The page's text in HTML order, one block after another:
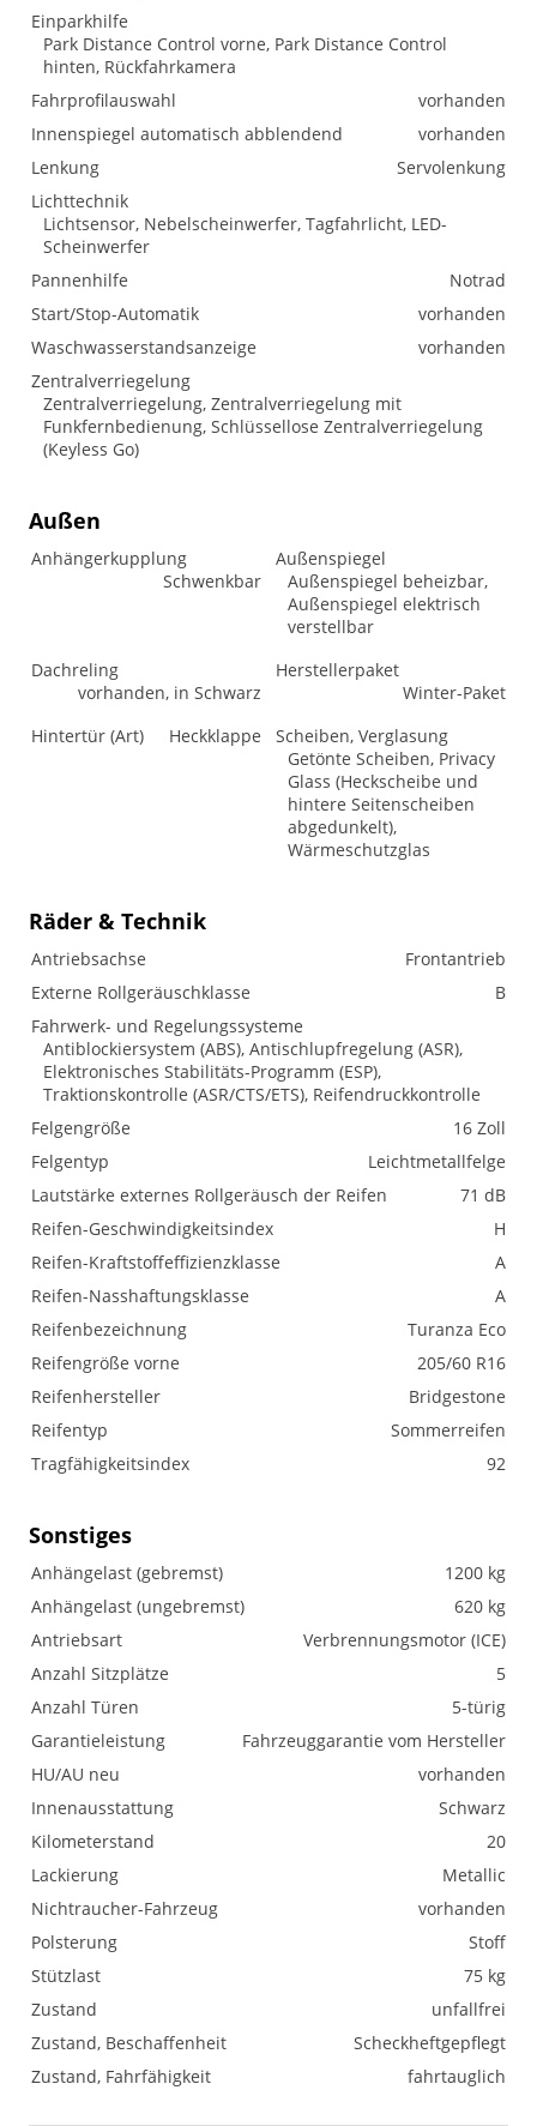
Einparkhilfe
Park Distance Control vorne, Park Distance Control
hinten, Rückfahrkamera
Fahrprofilauswahl
vorhanden
Innenspiegel automatisch abblendend
vorhanden
Lenkung
Servolenkung
Lichttechnik
Lichtsensor, Nebelscheinwerfer, Tagfahrlicht, LED-
Scheinwerfer
Pannenhilfe
Notrad
Start/Stop-Automatik
vorhanden
Waschwasserstandsanzeige
vorhanden
Zentralverriegelung
Zentralverriegelung, Zentralverriegelung mit
Funkfernbedienung, Schlüssellose Zentralverriegelung
(Keyless Go)
Außen
Anhängerkupplung
Schwenkbar
Außenspiegel
Außenspiegel beheizbar,
Außenspiegel elektrisch
verstellbar
Dachreling
vorhanden, in Schwarz
Herstellerpaket
Winter-Paket
Hintertür (Art)
Heckklappe
Scheiben, Verglasung
Getönte Scheiben, Privacy
Glass (Heckscheibe und
hintere Seitenscheiben
abgedunkelt),
Wärmeschutzglas
Räder & Technik
Antriebsachse
Frontantrieb
Externe Rollgeräuschklasse
B
Fahrwerk- und Regelungssysteme
Antiblockiersystem (ABS), Antischlupfregelung (ASR),
Elektronisches Stabilitäts-Programm (ESP),
Traktionskontrolle (ASR/CTS/ETS), Reifendruckkontrolle
Felgengröße
16 Zoll
Felgentyp
Leichtmetallfelge
Lautstärke externes Rollgeräusch der Reifen
71 dB
Reifen-Geschwindigkeitsindex
H
Reifen-Kraftstoffeffizienzklasse
A
Reifen-Nasshaftungsklasse
A
Reifenbezeichnung
Turanza Eco
Reifengröße vorne
205/60 R16
Reifenhersteller
Bridgestone
Reifentyp
Sommerreifen
Tragfähigkeitsindex
92
Sonstiges
Anhängelast (gebremst)
1200 kg
Anhängelast (ungebremst)
620 kg
Antriebsart
Verbrennungsmotor (ICE)
Anzahl Sitzplätze
5
Anzahl Türen
5-türig
Garantieleistung
Fahrzeuggarantie vom Hersteller
HU/AU neu
vorhanden
Innenausstattung
Schwarz
Kilometerstand
20
Lackierung
Metallic
Nichtraucher-Fahrzeug
vorhanden
Polsterung
Stoff
Stützlast
75 kg
Zustand
unfallfrei
Zustand, Beschaffenheit
Scheckheftgepflegt
Zustand, Fahrfähigkeit
fahrtauglich